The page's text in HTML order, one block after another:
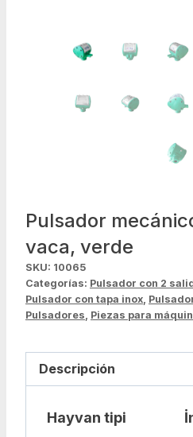
Pulsador
vaca, verde
SKU: 10065
Categorías: Pulsador con 2
Pulsador con tapa inox,
Pulsadores, Piezas para
Descripción
Hayvan tipi